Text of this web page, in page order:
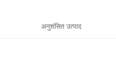
अनुशंसित उत्पाद